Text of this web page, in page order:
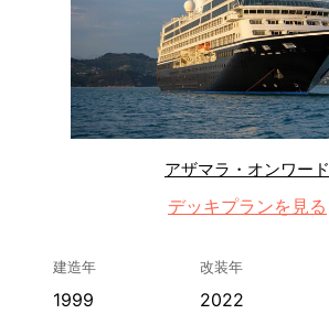
アザマラ・オンワード
デッキプランを見る
建造年
1999
改装年
2022